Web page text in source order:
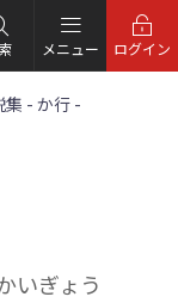
メニュー ログイン
集 - か行 -
いぎょう